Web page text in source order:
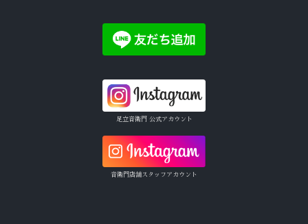
足立音衛門 公式アカウント
音衛門店舗スタッフアカウント